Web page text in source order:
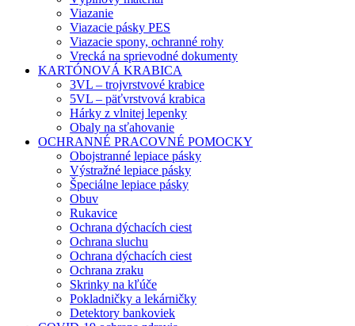
Viazanie
Viazacie pásky PES
Viazacie spony, ochranné rohy
Vrecká na sprievodné dokumenty
KARTÓNOVÁ KRABICA
3VL – trojvrstvové krabice
5VL – päťvrstvová krabica
Hárky z vlnitej lepenky
Obaly na sťahovanie
OCHRANNÉ PRACOVNÉ POMOCKY
Obojstranné lepiace pásky
Výstražné lepiace pásky
Špeciálne lepiace pásky
Obuv
Rukavice
Ochrana dýchacích ciest
Ochrana sluchu
Ochrana dýchacích ciest
Ochrana zraku
Skrinky na kľúče
Pokladničky a lekárničky
Detektory bankoviek